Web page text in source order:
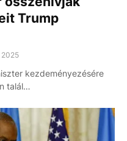
Trump
2025
kezdeményezésére
talál…